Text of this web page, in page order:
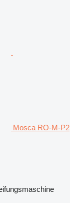
Mosca RO-M-P2